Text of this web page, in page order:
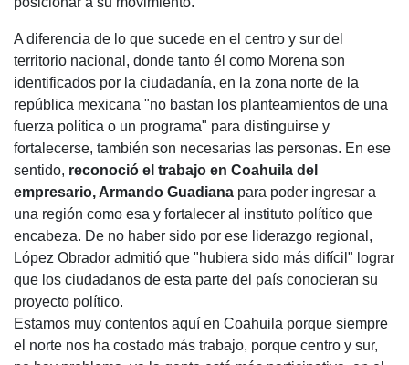
A diferencia de lo que sucede en el centro y sur del
territorio nacional, donde tanto él como Morena son
identificados por la ciudadanía, en la zona norte de la
república mexicana "no bastan los planteamientos de una
fuerza política o un programa" para distinguirse y
fortalecerse, también son necesarias las personas. En ese
sentido, reconoció el trabajo en Coahuila del
empresario, Armando Guadiana para poder ingresar a
una región como esa y fortalecer al instituto político que
encabeza. De no haber sido por ese liderazgo regional,
López Obrador admitió que "hubiera sido más difícil" lograr
que los ciudadanos de esta parte del país conocieran su
proyecto político.
Estamos muy contentos aquí en Coahuila porque siempre
el norte nos ha costado más trabajo, porque centro y sur,